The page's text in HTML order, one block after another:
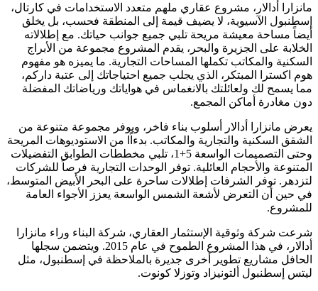
مانزارا أدالار، مشروع عقاري ملهم متعدد الاستخدامات في كارتال،
إسطنبول الآسيوية، لا يضيف قيمة إلى المنطقة فحسب، بل يخلق
أيضاً مساحة معيشة مريحة تلبي جميع جوانب حياتك. مع إطلالاته
الخلابة على الجزيرة والبحر، يقدم المشروع مجموعة من الأبراج
السكنية والمكاتب تكملها المساحات التجارية. ما يميزه هو مفهوم
هوم اكسترا المبتكر، الذي يجلب جميع احتياجاتك إلى عتبة داركم،
مما يسمح لك ولعائلتك بالانغماس في هواياتك ورياضاتك المفضلة
دون مغادرة أماكن المجمع.
يعرض مانزارا أدالار أسلوب بناء فاخر، ويوفر مجموعة متنوعة من
الشقق السكنية والتجارية والمكاتب. بدءاًا من الاستوديوهات المريحة
وحتى التصميمات الواسعة 5+1، تلبي مخططات الطوابق التفضيلات
المتنوعة والأحجام العائلية. توفر الوحدات التجارية فرصاً للشركات
لتزدهر. توفر الشرفات إطلالات ساحرة على البحر الأبيض المتوسط،
في حين أن التعرض لأشعة الشمس الواسعة يعزز الأجواء العامة
للمشروع.
شرعت شركة وثوقية الإستثمار العقاري، شركة البناء وراء مانزارا
أدالار، في هذا المشروع الطموح في عام 2015. ويتضمن سجلها
الحافل مشاريع تطوير أخرى جديرة بالملاحظة في إسطنبول، مثل
ليتس إسطنبول ألتونيزاد وتوزلا كونوت.